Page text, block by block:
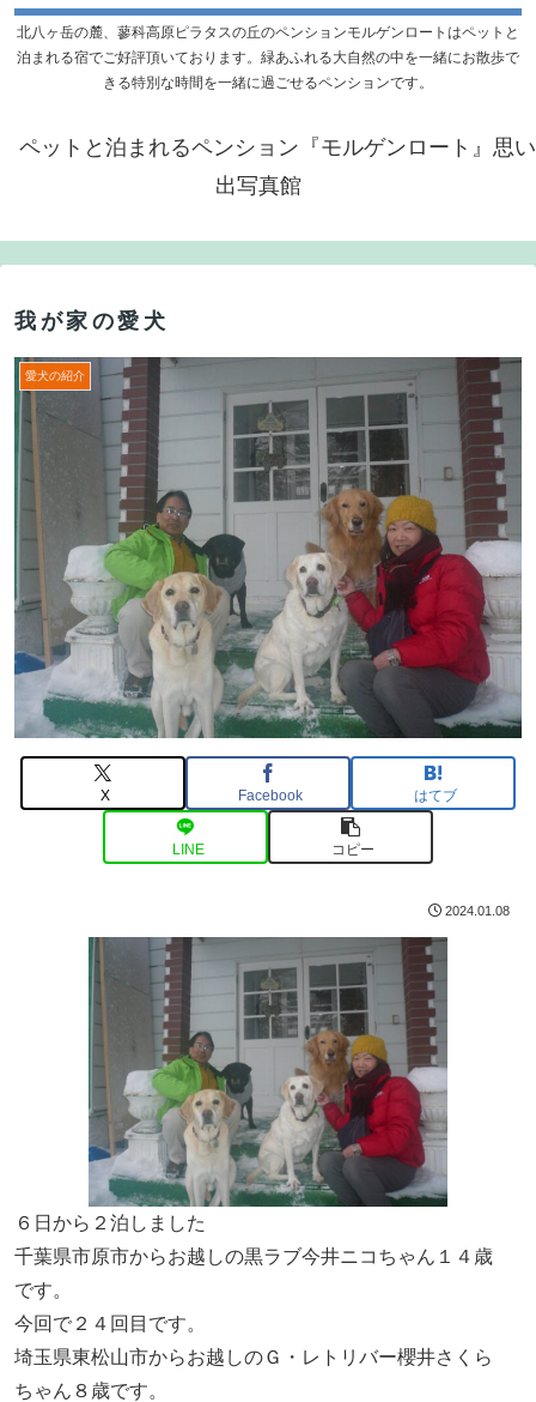
北八ヶ岳の麓、蓼科高原ピラタスの丘のペンションモルゲンロートはペットと
泊まれる宿でご好評頂いております。緑あふれる大自然の中を一緒にお散歩で
きる特別な時間を一緒に過ごせるペンションです。
ペットと泊まれるペンション『モルゲンロート』思い
出写真館
我が家の愛犬
愛犬の紹介
X Facebook はてブ
LINE コピー
2024.01.08
６日から２泊しました
千葉県市原市からお越しの黒ラブ今井ニコちゃん１４歳
です。
今回で２４回目です。
埼玉県東松山市からお越しのＧ・レトリバー櫻井さくら
ちゃん８歳です。